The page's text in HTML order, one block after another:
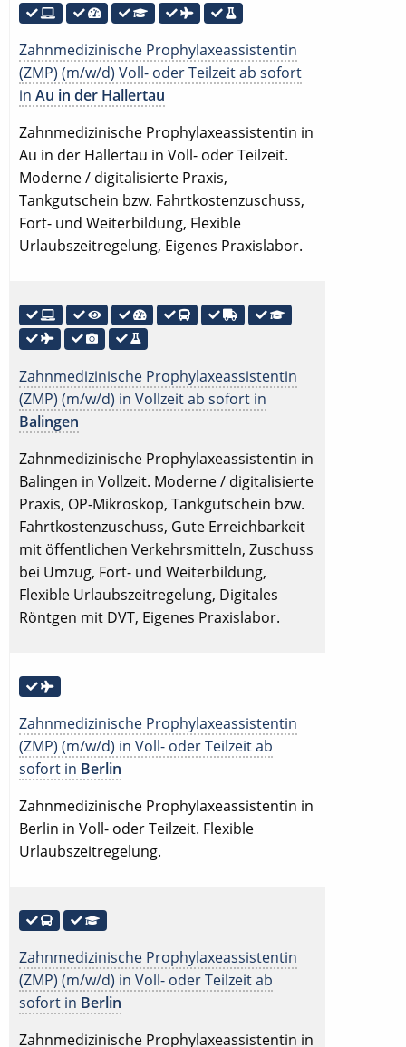
Zahnmedizinische Prophylaxeassistentin
(ZMP) (m/w/d) Voll- oder Teilzeit ab sofort
in Au in der Hallertau
Zahnmedizinische Prophylaxeassistentin in
Au in der Hallertau in Voll- oder Teilzeit.
Moderne / digitalisierte Praxis,
Tankgutschein bzw. Fahrtkostenzuschuss,
Fort- und Weiterbildung, Flexible
Urlaubszeitregelung, Eigenes Praxislabor.
Zahnmedizinische Prophylaxeassistentin
(ZMP) (m/w/d) in Vollzeit ab sofort in
Balingen
Zahnmedizinische Prophylaxeassistentin in
Balingen in Vollzeit. Moderne / digitalisierte
Praxis, OP-Mikroskop, Tankgutschein bzw.
Fahrtkostenzuschuss, Gute Erreichbarkeit
mit öffentlichen Verkehrsmitteln, Zuschuss
bei Umzug, Fort- und Weiterbildung,
Flexible Urlaubszeitregelung, Digitales
Röntgen mit DVT, Eigenes Praxislabor.
Zahnmedizinische Prophylaxeassistentin
(ZMP) (m/w/d) in Voll- oder Teilzeit ab
sofort in Berlin
Zahnmedizinische Prophylaxeassistentin in
Berlin in Voll- oder Teilzeit. Flexible
Urlaubszeitregelung.
Zahnmedizinische Prophylaxeassistentin
(ZMP) (m/w/d) in Voll- oder Teilzeit ab
sofort in Berlin
Zahnmedizinische Prophylaxeassistentin in